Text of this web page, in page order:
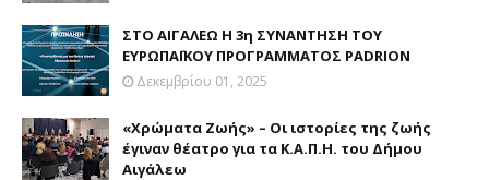
ΣΤΟ ΑΙΓΑΛΕΩ Η 3η ΣΥΝΑΝΤΗΣΗ ΤΟΥ
ΕΥΡΩΠΑΪΚΟΥ ΠΡΟΓΡΑΜΜΑΤΟΣ PADRION
Δεκεμβρίου 01, 2025
«Χρώματα Ζωής» – Οι ιστορίες της ζωής
έγιναν θέατρο για τα Κ.Α.Π.Η. του Δήμου
Αιγάλεω